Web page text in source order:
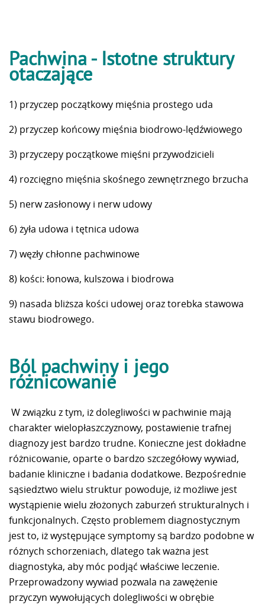
Pachwina - Istotne struktury
otaczające
1) przyczep początkowy mięśnia prostego uda
2) przyczep końcowy mięśnia biodrowo-lędźwiowego
3) przyczepy początkowe mięśni przywodzicieli
4) rozcięgno mięśnia skośnego zewnętrznego brzucha
5) nerw zasłonowy i nerw udowy
6) żyła udowa i tętnica udowa
7) węzły chłonne pachwinowe
8) kości: łonowa, kulszowa i biodrowa
9) nasada bliższa kości udowej oraz torebka stawowa
stawu biodrowego.
Ból pachwiny i jego
różnicowanie
W związku z tym, iż dolegliwości w pachwinie mają
charakter wielopłaszczyznowy, postawienie trafnej
diagnozy jest bardzo trudne. Konieczne jest dokładne
różnicowanie, oparte o bardzo szczegółowy wywiad,
badanie kliniczne i badania dodatkowe. Bezpośrednie
sąsiedztwo wielu struktur powoduje, iż możliwe jest
wystąpienie wielu złożonych zaburzeń strukturalnych i
funkcjonalnych. Często problemem diagnostycznym
jest to, iż występujące symptomy są bardzo podobne w
różnych schorzeniach, dlatego tak ważna jest
diagnostyka, aby móc podjąć właściwe leczenie.
Przeprowadzony wywiad pozwala na zawężenie
przyczyn wywołujących dolegliwości w obrębie